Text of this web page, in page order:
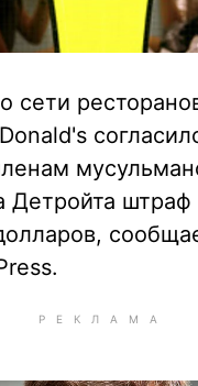
сети
Детройта штраф